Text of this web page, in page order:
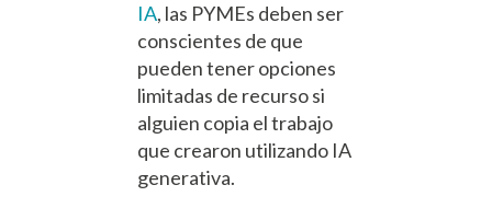
IA, las PYMEs deben ser
conscientes de que
pueden tener opciones
limitadas de recurso si
alguien copia el trabajo
que crearon utilizando IA
generativa.